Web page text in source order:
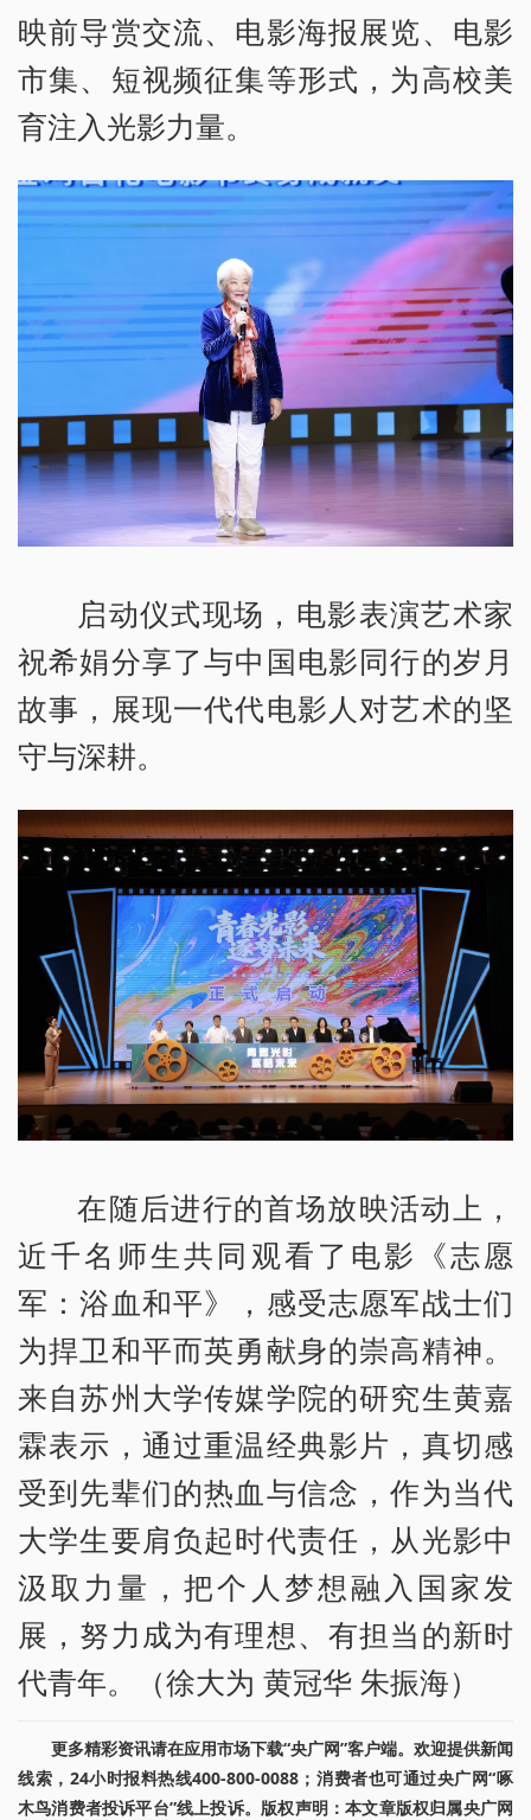
映前导赏交流、电影海报展览、电影
市集、短视频征集等形式，为高校美
育注入光影力量。
启动仪式现场，电影表演艺术家
祝希娟分享了与中国电影同行的岁月
故事，展现一代代电影人对艺术的坚
守与深耕。
在随后进行的首场放映活动上，
近千名师生共同观看了电影《志愿
军：浴血和平》，感受志愿军战士们
为捍卫和平而英勇献身的崇高精神。
来自苏州大学传媒学院的研究生黄嘉
霖表示，通过重温经典影片，真切感
受到先辈们的热血与信念，作为当代
大学生要肩负起时代责任，从光影中
汲取力量，把个人梦想融入国家发
展，努力成为有理想、有担当的新时
代青年。（徐大为 黄冠华 朱振海）
更多精彩资讯请在应用市场下载“央广网”客户端。欢迎提供新闻
线索，24小时报料热线400-800-0088；消费者也可通过央广网“啄
木鸟消费者投诉平台”线上投诉。版权声明：本文章版权归属央广网